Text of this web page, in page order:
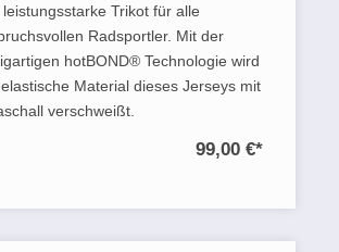
leistungsstarke Trikot für alle
Radsportler. Mit der
hotBOND® Technologie wird
Material dieses Jerseys mit
verschweißt.
99,00 €*